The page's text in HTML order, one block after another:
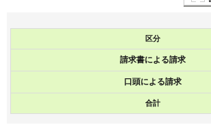
区分
請求書による請求
口頭による請求
合計